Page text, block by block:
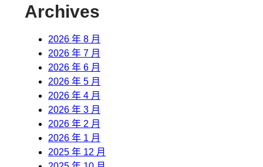
Archives
2026 年 8 月
2026 年 7 月
2026 年 6 月
2026 年 5 月
2026 年 4 月
2026 年 3 月
2026 年 2 月
2026 年 1 月
2025 年 12 月